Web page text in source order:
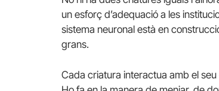
un esforç d’adequació a les
sistema neuronal està en
grans.
Cada criatura interactua amb el